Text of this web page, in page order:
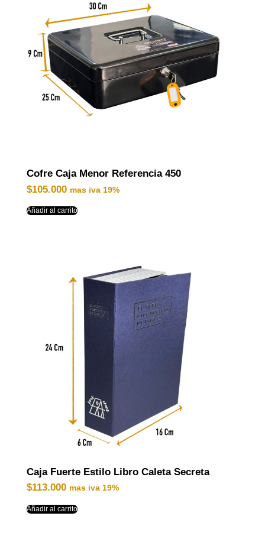
Cofre Caja Menor Referencia 450
$105.000 mas iva 19%
Añadir al carrito
Caja Fuerte Estilo Libro Caleta Secreta
$113.000 mas iva 19%
Añadir al carrito